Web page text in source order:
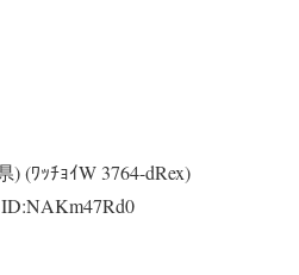
(ﾜｯﾁｮｲW 3764-dRex)
ID:NAKm47Rd0